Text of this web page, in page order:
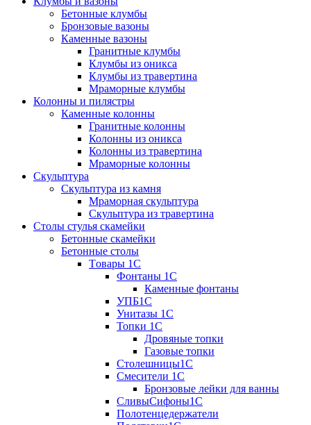
Бетонные клумбы
Бронзовые вазоны
Каменные вазоны
Гранитные клумбы
Клумбы из оникса
Клумбы из травертина
Мраморные клумбы
Колонны и пилястры
Каменные колонны
Гранитные колонны
Колонны из оникса
Колонны из травертина
Мраморные колонны
Скульптура
Скульптура из камня
Мраморная скульптура
Скульптура из травертина
Столы стулья скамейки
Бетонные скамейки
Бетонные столы
Tовары 1C
Фонтаны 1C
Каменные фонтаны
УПБ1С
Унитазы 1С
Топки 1С
Дровяные топки
Газовые топки
Столешницы1С
Смесители 1С
Бронзовые лейки для ванны
СливыСифоны1С
Полотенцедержатели